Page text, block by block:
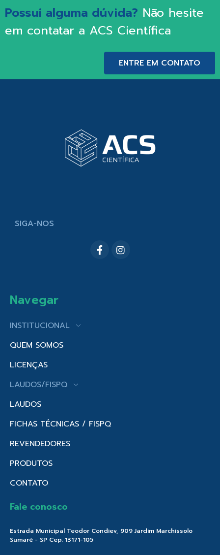
Possui alguma dúvida? Não hesite
em contatar a ACS Científica
ENTRE EM CONTATO
SIGA-NOS
Navegar
INSTITUCIONAL
QUEM SOMOS
LICENÇAS
LAUDOS/FISPQ
LAUDOS
FICHAS TÉCNICAS / FISPQ
REVENDEDORES
PRODUTOS
CONTATO
Fale conosco
Estrada Municipal Teodor Condiev, 909 Jardim Marchissolo
Sumaré - SP Cep. 13171-105